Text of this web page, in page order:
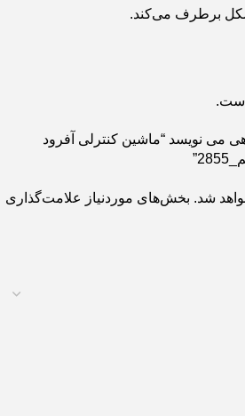
شکل برطرف می‌کند.
می نویسد “ماشین کنترلی آفرود
شد. بخش‌های موردنیاز علامت‌گذاری